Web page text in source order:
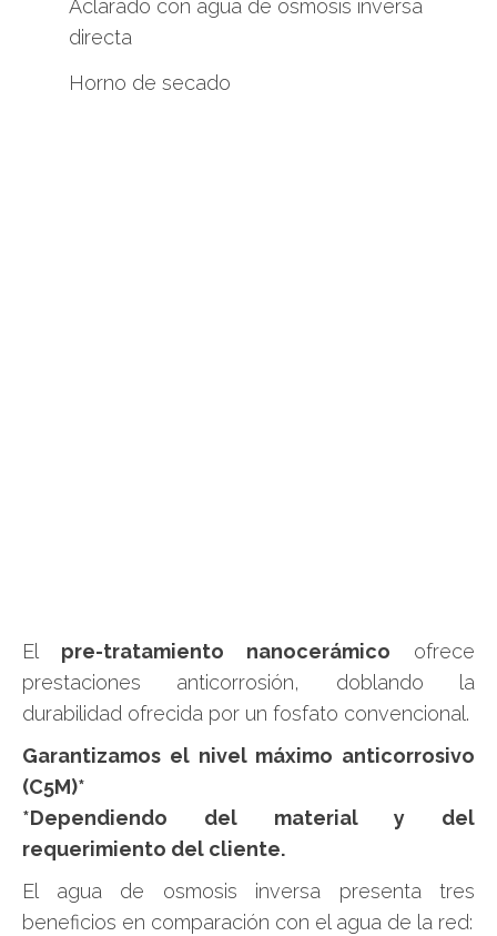
Aclarado con agua de osmosis inversa
directa
Horno de secado
El pre-tratamiento nanocerámico ofrece
prestaciones anticorrosión, doblando la
durabilidad ofrecida por un fosfato convencional.
Garantizamos el nivel máximo anticorrosivo
(C5M)*
*Dependiendo del material y del
requerimiento del cliente.
El agua de osmosis inversa presenta tres
beneficios en comparación con el agua de la red: